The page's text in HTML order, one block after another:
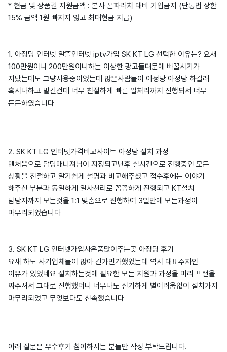
* 현금 및 상품권 지원금액 : 본사 폰파라치 대비 기입금지 (단통법 상한
15% 금액 1원 빠지지 않고 최대현금 지급)
1. 아정당 인터넷 알뜰인터넷 iptv가입 SK KT LG 선택한 이유는? 요새
100만원이니 200만원이니하는 이상한 광고들때문에 빠꿀시기가
지났는데도 그냥사용중이었는데 많은사람들이 아정당 아정당 하길래
혹시나하고 맡긴건데 너무 친절하게 빠른 일처리까지 진행되서 너무
든든하였습니다
2. SK KT LG 인터넷가격비교사이트 아정당 설치 과정
맨처음으로 담당매니져님이 지정되고난후 실시간으로 진행중인 모든
상황을 친절하고 알기쉽게 설명과 비교해주셨고 접수후에는 이야기
해주신 부분과 동일하게 일사천리로 꼼꼼하게 진행되고 KT설치
담당자까지 모는것을 1:1 맞춤으로 진행하여 3일만에 모든과정이
마무리되었습니다
3. SK KT LG 인터넷가입사은품많이주는곳 아정당 후기
요새 하도 사기업체들이 많아 긴가민가했었는데 역시 대표주자인
이유가 있었네요 설치하는것에 필요한 모든 지원과 과정을 미리 프랜을
짜주셔서 그대로 진행했더니 너무나도 신기하게 별어려움없이 설치가지
마무리되었고 무엇보다도 신속했습니다
아래 질문은 우수후기 참여하시는 분들만 작성 부탁드립니다.